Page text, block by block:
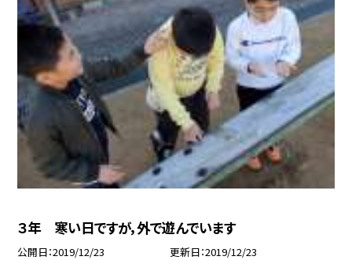
３年 寒い日ですが，外で遊んでいます
公開日 2019/12/23 更新日 2019/12/23